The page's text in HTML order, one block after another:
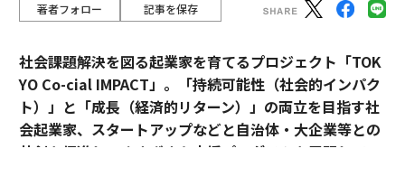
著者フォロー 記事を保存
社会課題解決を図る起業家を育てるプロジェクト「TOK
YO Co-cial IMPACT」。
「持続可能性（社会的インパク
ト）」と「成長（経済的リターン）」の両立を目指す社
会起業家、スタートアップなどと自治体・大企業等との
共創を促進し、さまざまな支援プログラムを展開してい